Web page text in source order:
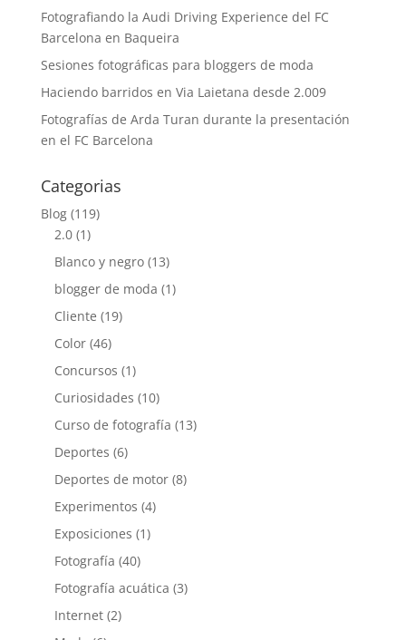
Fotografiando la Audi Driving Experience del FC
Barcelona en Baqueira
Sesiones fotográficas para bloggers de moda
Haciendo barridos en Via Laietana desde 2.009
Fotografías de Arda Turan durante la presentación
en el FC Barcelona
Categorias
Blog(119)
2.0(1)
Blanco y negro(13)
blogger de moda (1)
Cliente (19)
Color(46)
Concursos (1)
Curiosidades (10)
Curso de fotografía (13)
Deportes (6)
Deportes de motor(8)
Experimentos (4)
Exposiciones (1)
Fotografía (40)
Fotografía acuática (3)
Internet(2)